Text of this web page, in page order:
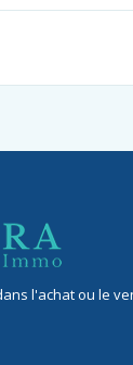
l'achat ou le